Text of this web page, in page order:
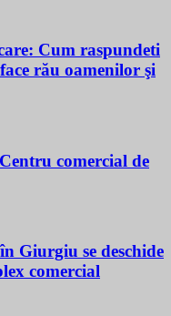
Cum raspundeti
rău oamenilor şi
comercial de
Giurgiu se deschide
comercial